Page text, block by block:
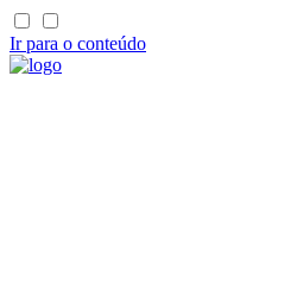
Ir para o conteúdo